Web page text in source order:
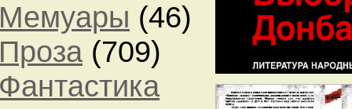
(46)
(709)